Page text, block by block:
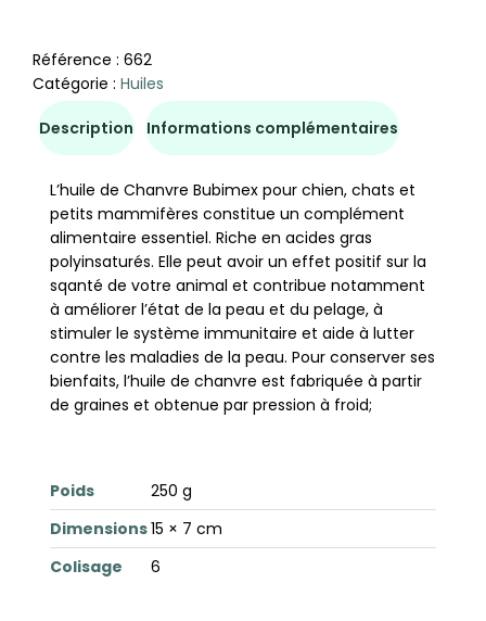
Référence : 662
Catégorie : Huiles
Description Informations complémentaires
L’huile de Chanvre Bubimex pour chien, chats et
petits mammifères constitue un complément
alimentaire essentiel. Riche en acides gras
polyinsaturés. Elle peut avoir un effet positif sur la
sqanté de votre animal et contribue notamment
à améliorer l’état de la peau et du pelage, à
stimuler le système immunitaire et aide à lutter
contre les maladies de la peau. Pour conserver ses
bienfaits, l’huile de chanvre est fabriquée à partir
de graines et obtenue par pression à froid;
Poids
250 g
Dimensions15 × 7 cm
Colisage
6